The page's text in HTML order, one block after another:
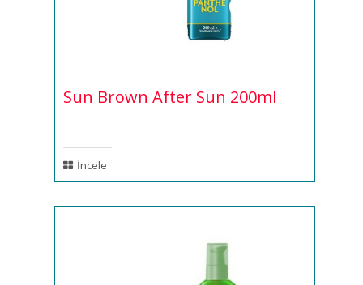
Sun Brown After Sun 200ml
İncele